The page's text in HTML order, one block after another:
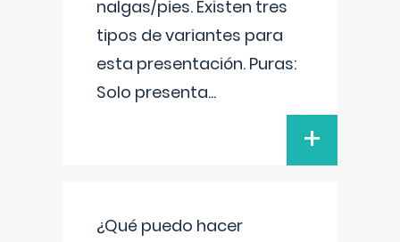
nalgas/pies. Existen tres
tipos de variantes para
esta presentación. Puras:
Solo presenta...
+
¿Qué puedo hacer